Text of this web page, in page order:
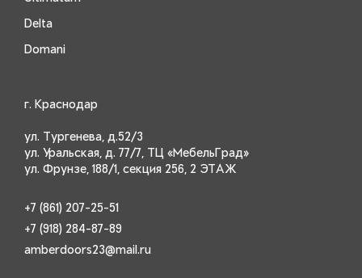
Delta
Domani
г. Краснодар
ул. Тургенева, д.52/3
ул. Уральская, д. 77/7, ТЦ «МебельГрад»
ул. Фрунзе, 188/1, секция 256, 2 ЭТАЖ
+7 (861) 207-25-51
+7 (918) 284-87-89
amberdoors23@mail.ru